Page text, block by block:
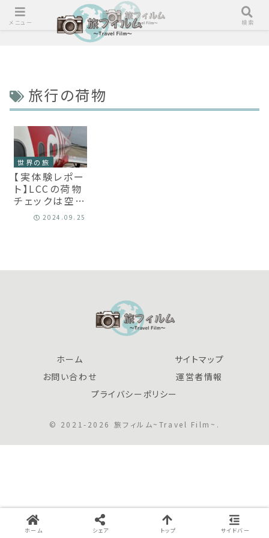
旅行の荷物
世界の旅
【実体験レポー
ト】LCCの荷物
チェックは空
港・航空会社で
どう違う！？
2024.09.25
ホーム
サイトマップ
お問い合わせ
運営者情報
プライバシーポリシー
© 2021-2026 旅フィルム~Travel Film~.
メニュー 検索
ホーム シェア トップ サイドバー